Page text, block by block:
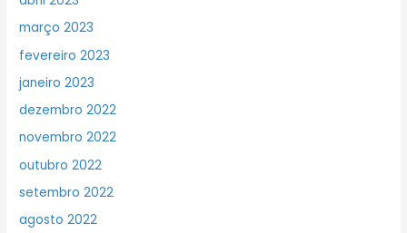
março 2023
fevereiro 2023
janeiro 2023
dezembro 2022
novembro 2022
outubro 2022
setembro 2022
agosto 2022